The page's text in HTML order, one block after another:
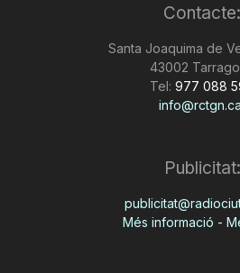
Contacte:
Santa Joaquima de
43002
Tel: 977 088
Publicitat:
Més informació -